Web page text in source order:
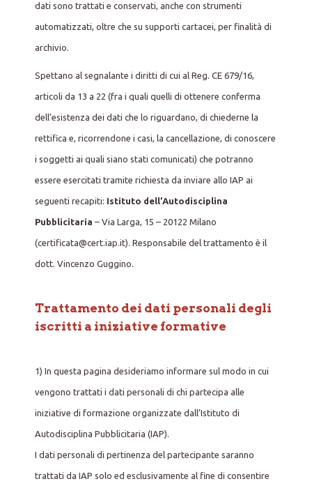
dati sono trattati e conservati, anche con strumenti
automatizzati, oltre che su supporti cartacei, per finalità di
archivio.
Spettano al segnalante i diritti di cui al Reg. CE 679/16,
articoli da 13 a 22 (fra i quali quelli di ottenere conferma
dell’esistenza dei dati che lo riguardano, di chiederne la
rettifica e, ricorrendone i casi, la cancellazione, di conoscere
i soggetti ai quali siano stati comunicati) che potranno
essere esercitati tramite richiesta da inviare allo IAP ai
seguenti recapiti: Istituto dell’Autodisciplina
Pubblicitaria – Via Larga, 15 – 20122 Milano
(certificata@cert.iap.it). Responsabile del trattamento è il
dott. Vincenzo Guggino.
Trattamento dei dati personali degli
iscritti a iniziative formative
1) In questa pagina desideriamo informare sul modo in cui
vengono trattati i dati personali di chi partecipa alle
iniziative di formazione organizzate dall’Istituto di
Autodisciplina Pubblicitaria (IAP).
I dati personali di pertinenza del partecipante saranno
trattati da IAP solo ed esclusivamente al fine di consentire